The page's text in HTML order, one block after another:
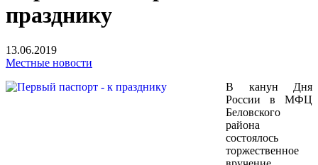
празднику
13.06.2019
Местные новости
В канун Дня
России в МФЦ
Беловского
района
состоялось
торжественное